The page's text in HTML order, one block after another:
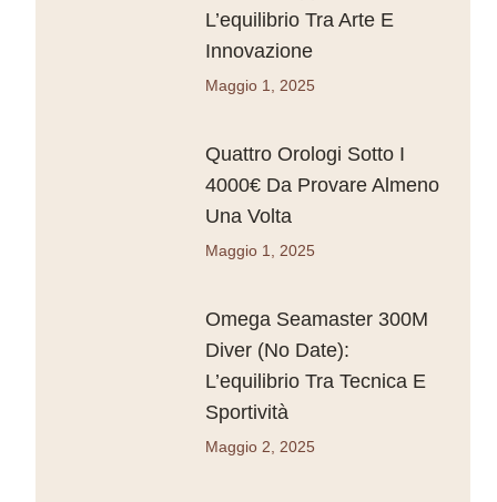
L’equilibrio Tra Arte E
Innovazione
Maggio 1, 2025
Quattro Orologi Sotto I
4000€ Da Provare Almeno
Una Volta
Maggio 1, 2025
Omega Seamaster 300M
Diver (No Date):
L’equilibrio Tra Tecnica E
Sportività
Maggio 2, 2025